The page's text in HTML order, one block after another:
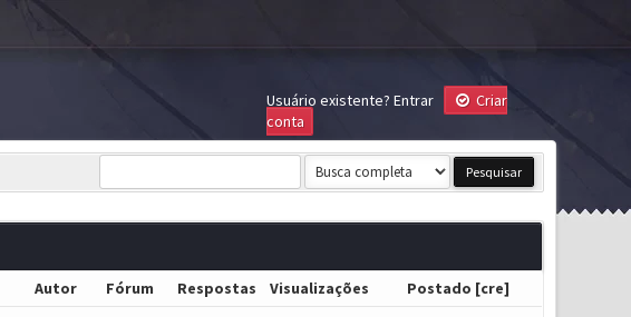
Usuário existente? Entrar
Criar
conta
Autor Fórum Respostas Visualizações Postado [cre]